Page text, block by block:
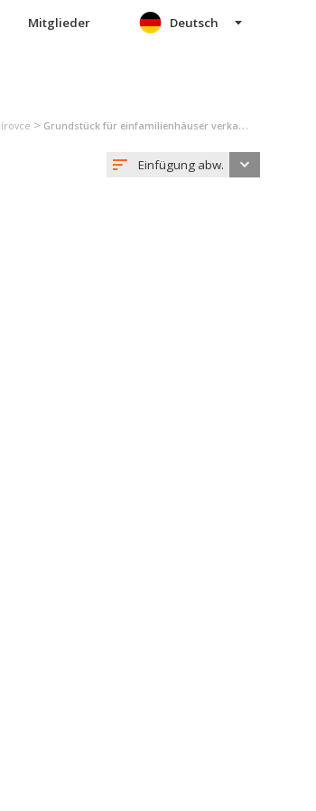
Mitglieder Deutsch
> Grundstück für einfamilienhäuser verkauf (angebot) Mojmírovce
Einfügung abw.